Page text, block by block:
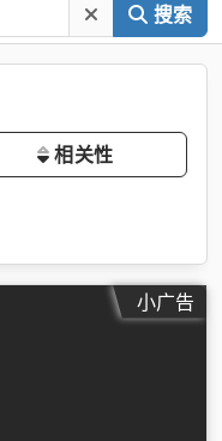
搜索
相关性
小广告